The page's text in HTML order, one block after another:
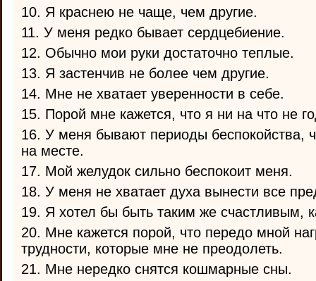
10. Я краснею не чаще, чем другие.
11. У меня редко бывает сердцебиение.
12. Обычно мои руки достаточно теплые.
13. Я застенчив не более чем другие.
14. Мне не хватает уверенности в себе.
15. Порой мне кажется, что я ни на что не
16. У меня бывают периоды беспокойства,
на месте.
17. Мой желудок сильно беспокоит меня.
18. У меня не хватает духа вынести все
19. Я хотел бы быть таким же счастливым,
20. Мне кажется порой, что передо мной
трудности, которые мне не преодолеть.
21. Мне нередко снятся кошмарные сны.